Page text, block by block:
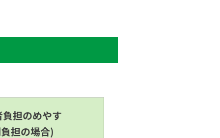
担のめやす
担の場合)